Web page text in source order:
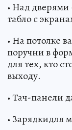
• Над
табло с
• На потолке
поручни в
для тех, кто
выходу.
• Тач-панели
• Зарядкидля